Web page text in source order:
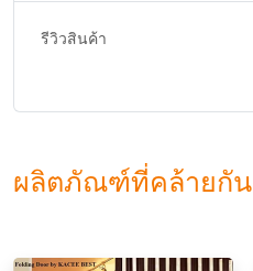
รีวิวสินค้า
ผลิตภัณฑ์ที่คล้ายกัน